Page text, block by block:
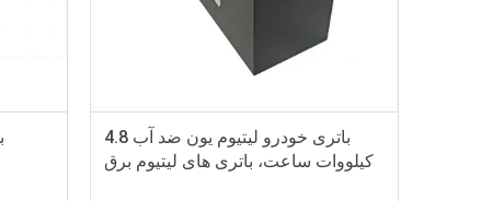
باتری خودرو لیتیوم یون ضد آب 4.8
کیلووات ساعت، باتری های لیتیوم برق